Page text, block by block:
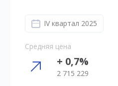
IV квартал 2025
Средняя цена
+ 0,7%
2 715 229